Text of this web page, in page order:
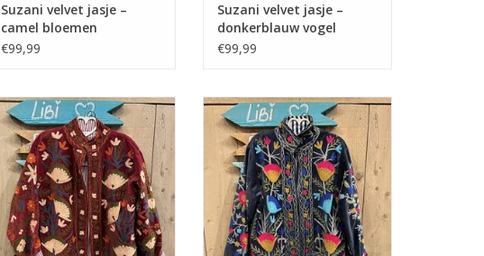
Suzani velvet jasje –
camel bloemen
€99,99
Suzani velvet jasje –
donkerblauw vogel
€99,99
Suzani velvet jasje – bordeaux
bloemen
Suzani velvet jasje – donkerblauw
bloemen